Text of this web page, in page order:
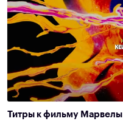
Титры к фильму Марвелы